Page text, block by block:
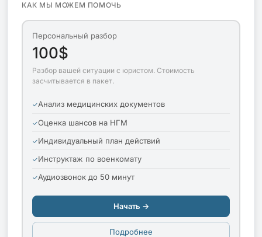
КАК МЫ МОЖЕМ ПОМОЧЬ
Персональный разбор
100$
Разбор вашей ситуации с юристом. Стоимость
засчитывается в пакет.
Анализ медицинских документов
Оценка шансов на НГМ
Индивидуальный план действий
Инструктаж по военкомату
Аудиозвонок до 50 минут
Начать →
Подробнее